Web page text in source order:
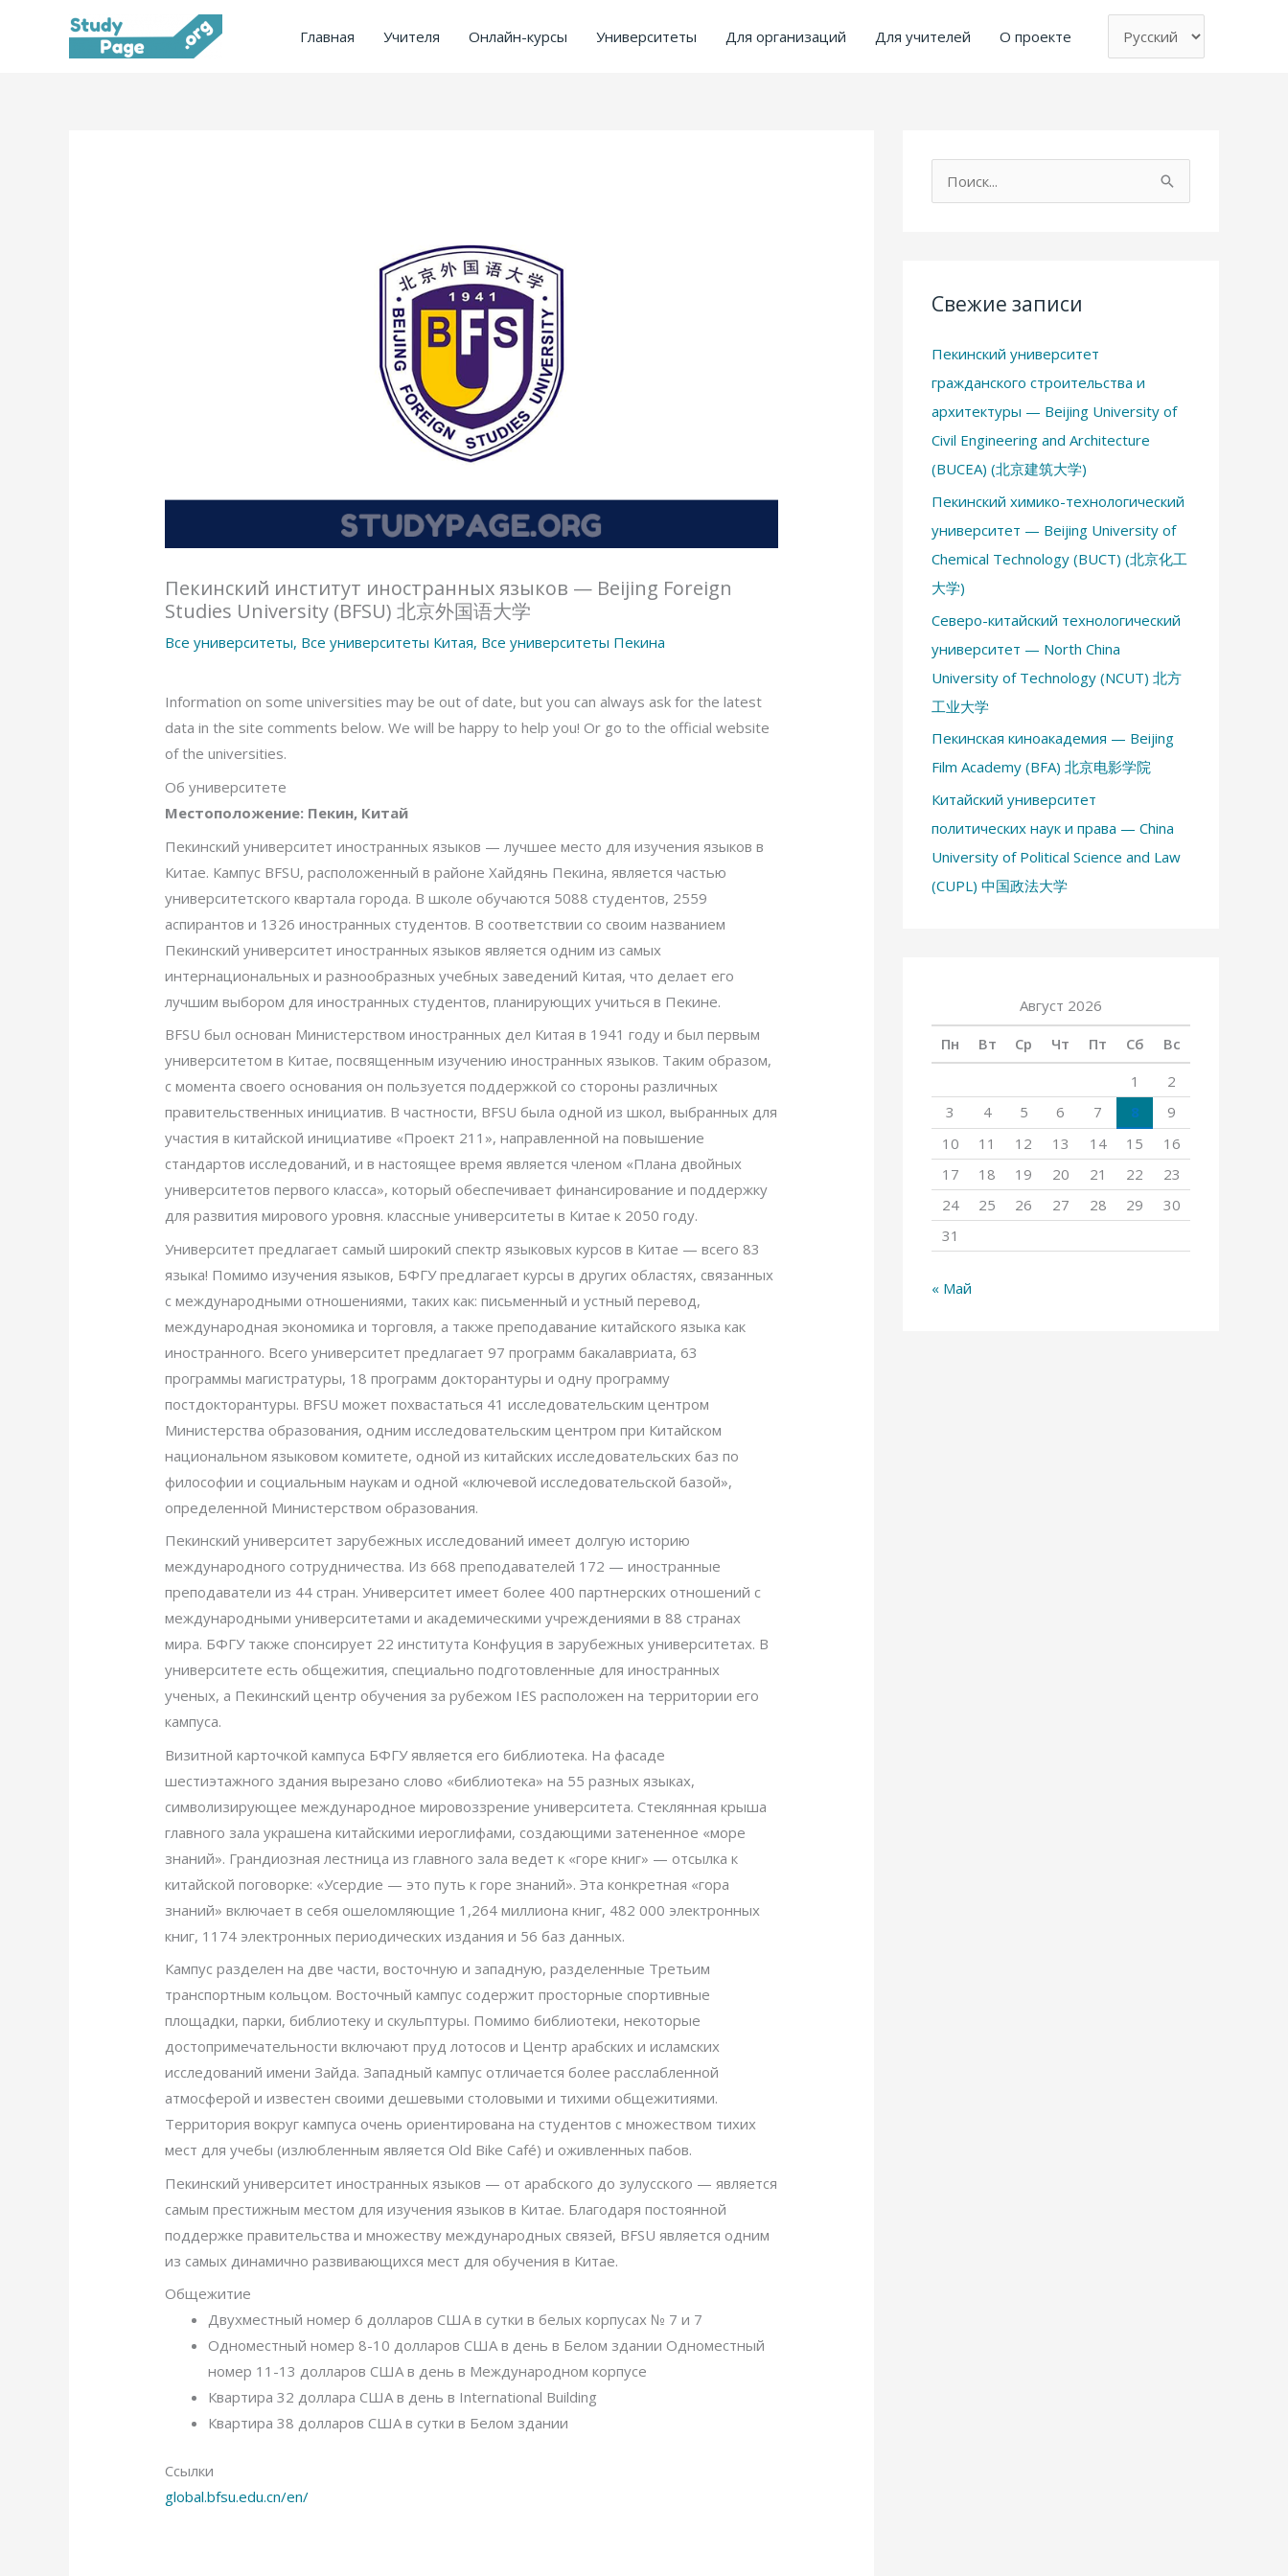
содержимому
Главная Учителя Онлайн-курсы Университеты Для организаций Для учителей О проекте
Выбрать
язык
Пекинский институт иностранных языков — Beijing Foreign
Studies University (BFSU) 北京外国语大学
Все университеты, Все университеты Китая, Все университеты Пекина
Information on some universities may be out of date, but you can always ask for the latest
data in the site comments below. We will be happy to help you! Or go to the official website
of the universities.
Об университете
Местоположение: Пекин, Китай
Пекинский университет иностранных языков — лучшее место для изучения языков в
Китае. Кампус BFSU, расположенный в районе Хайдянь Пекина, является частью
университетского квартала города. В школе обучаются 5088 студентов, 2559
аспирантов и 1326 иностранных студентов. В соответствии со своим названием
Пекинский университет иностранных языков является одним из самых
интернациональных и разнообразных учебных заведений Китая, что делает его
лучшим выбором для иностранных студентов, планирующих учиться в Пекине.
BFSU был основан Министерством иностранных дел Китая в 1941 году и был первым
университетом в Китае, посвященным изучению иностранных языков. Таким образом,
с момента своего основания он пользуется поддержкой со стороны различных
правительственных инициатив. В частности, BFSU была одной из школ, выбранных для
участия в китайской инициативе «Проект 211», направленной на повышение
стандартов исследований, и в настоящее время является членом «Плана двойных
университетов первого класса», который обеспечивает финансирование и поддержку
для развития мирового уровня. классные университеты в Китае к 2050 году.
Университет предлагает самый широкий спектр языковых курсов в Китае — всего 83
языка! Помимо изучения языков, БФГУ предлагает курсы в других областях, связанных
с международными отношениями, таких как: письменный и устный перевод,
международная экономика и торговля, а также преподавание китайского языка как
иностранного. Всего университет предлагает 97 программ бакалавриата, 63
программы магистратуры, 18 программ докторантуры и одну программу
постдокторантуры. BFSU может похвастаться 41 исследовательским центром
Министерства образования, одним исследовательским центром при Китайском
национальном языковом комитете, одной из китайских исследовательских баз по
философии и социальным наукам и одной «ключевой исследовательской базой»,
определенной Министерством образования.
Пекинский университет зарубежных исследований имеет долгую историю
международного сотрудничества. Из 668 преподавателей 172 — иностранные
преподаватели из 44 стран. Университет имеет более 400 партнерских отношений с
международными университетами и академическими учреждениями в 88 странах
мира. БФГУ также спонсирует 22 института Конфуция в зарубежных университетах. В
университете есть общежития, специально подготовленные для иностранных
ученых, а Пекинский центр обучения за рубежом IES расположен на территории его
кампуса.
Визитной карточкой кампуса БФГУ является его библиотека. На фасаде
шестиэтажного здания вырезано слово «библиотека» на 55 разных языках,
символизирующее международное мировоззрение университета. Стеклянная крыша
главного зала украшена китайскими иероглифами, создающими затененное «море
знаний». Грандиозная лестница из главного зала ведет к «горе книг» — отсылка к
китайской поговорке: «Усердие — это путь к горе знаний». Эта конкретная «гора
знаний» включает в себя ошеломляющие 1,264 миллиона книг, 482 000 электронных
книг, 1174 электронных периодических издания и 56 баз данных.
Кампус разделен на две части, восточную и западную, разделенные Третьим
транспортным кольцом. Восточный кампус содержит просторные спортивные
площадки, парки, библиотеку и скульптуры. Помимо библиотеки, некоторые
достопримечательности включают пруд лотосов и Центр арабских и исламских
исследований имени Зайда. Западный кампус отличается более расслабленной
атмосферой и известен своими дешевыми столовыми и тихими общежитиями.
Территория вокруг кампуса очень ориентирована на студентов с множеством тихих
мест для учебы (излюбленным является Old Bike Café) и оживленных пабов.
Пекинский университет иностранных языков — от арабского до зулусского — является
самым престижным местом для изучения языков в Китае. Благодаря постоянной
поддержке правительства и множеству международных связей, BFSU является одним
из самых динамично развивающихся мест для обучения в Китае.
Общежитие
Двухместный номер 6 долларов США в сутки в белых корпусах № 7 и 7
Одноместный номер 8-10 долларов США в день в Белом здании Одноместный
номер 11-13 долларов США в день в Международном корпусе
Квартира 32 доллара США в день в International Building
Квартира 38 долларов США в сутки в Белом здании
Ссылки
global.bfsu.edu.cn/en/
к
Свежие записи
Пекинский университет
гражданского строительства и
архитектуры — Beijing University of
Civil Engineering and Architecture
(BUCEA) (北京建筑大学)
Пекинский химико-технологический
университет — Beijing University of
Chemical Technology (BUCT) (北京化工
大学)
Северо-китайский технологический
университет — North China
University of Technology (NCUT) 北方
工业大学
Пекинская киноакадемия — Beijing
Film Academy (BFA) 北京电影学院
Китайский университет
политических наук и права — China
University of Political Science and Law
(CUPL) 中国政法大学
Август 2026
Пн
Вт Ср Чт Пт Сб
Вс
1
2
3
4 5 6 7 8
9
10
11 12 13 14 15
16
17
18 19 20 21 22
23
24
25 26 27 28 29
30
31
« Май